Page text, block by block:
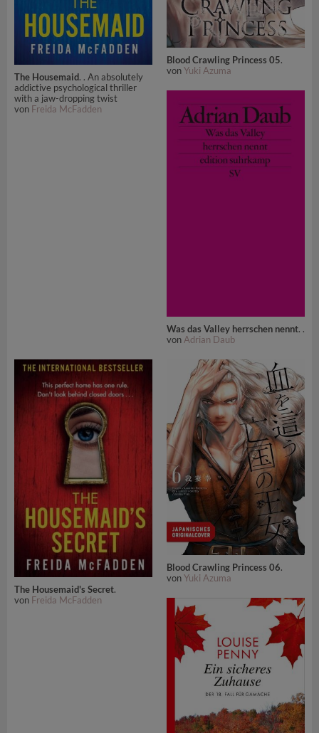
The Housemaid. . An absolutely
addictive psychological thriller
with a jaw-dropping twist
von Freida McFadden
Blood Crawling Princess 05.
vonYuki Azuma
Was das Valley herrschen nennt. .
von Adrian Daub
The Housemaid's Secret.
von Freida McFadden
Blood Crawling Princess 06.
vonYuki Azuma